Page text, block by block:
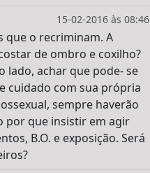
15-02-2016 às 08:46
que o recriminam. A
de ombro e coxilho?
lado, achar que pode- se
cuidado com sua própria
sempre haverão
por que insistir em agir
B.O. e exposição. Será